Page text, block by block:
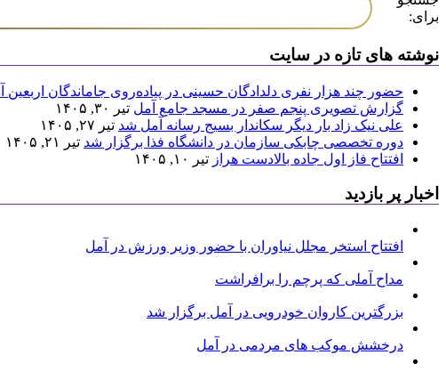
برای:
نوشته های تازه در سایت
حضور چند هزار نفری دلدادگان حسینی در پیاده‌روی جاماندگان اربعین
گزارش تصویری پنجم صفر در مسجد جامع آمل تیر ۳۰, ۱۴۰۵
علی نیک زاد بار دیگر سکاندار بسیج رسانه آمل شد تیر ۲۷, ۱۴۰۵
دوره تخصصی چابکی سازمان در دانشگاه فذا برگزار شد تیر ۲۱, ۱۴۰۵
افتتاح فاز اول جاده بالادست هراز تیر ۱۰, ۱۴۰۵
اخبار پر بازدید
افتتاح استخر مجلل نیاوران با حضور وزیر ورزش در آمل
مداح آملی که پرچم را برافراشت
بزرگترین کاروان خودرویی در آمل برگزار شد
درخشش موکب های مردمی در آمل